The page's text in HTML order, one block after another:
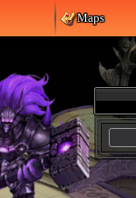
Maps